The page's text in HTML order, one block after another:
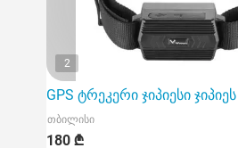
2
GPS ტრეკერი ჯიპიესი
თბილისი
180 ₾